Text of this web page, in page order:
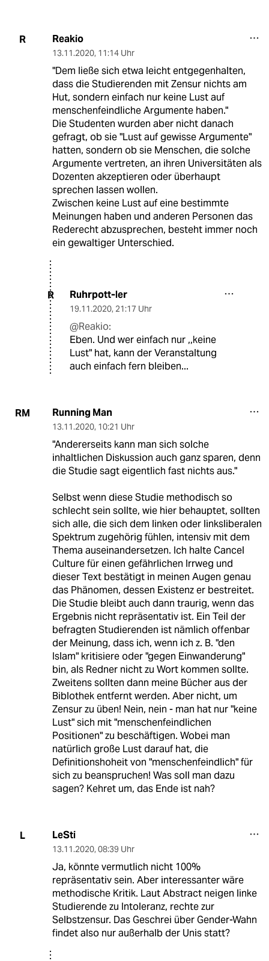
R Reakio
13.11.2020, 11:14 Uhr
"Dem ließe sich etwa leicht entgegenhalten,
dass die Studierenden mit Zensur nichts am
Hut, sondern einfach nur keine Lust auf
menschenfeindliche Argumente haben."
Die Studenten wurden aber nicht danach
gefragt, ob sie "Lust auf gewisse Argumente"
hatten, sondern ob sie Menschen, die solche
Argumente vertreten, an ihren Universitäten als
Dozenten akzeptieren oder überhaupt
sprechen lassen wollen.
Zwischen keine Lust auf eine bestimmte
Meinungen haben und anderen Personen das
Rederecht abzusprechen, besteht immer noch
ein gewaltiger Unterschied.
R Ruhrpott-ler
19.11.2020, 21:17 Uhr
@Reakio:
Eben. Und wer einfach nur ,,keine
Lust" hat, kann der Veranstaltung
auch einfach fern bleiben...
RM Running Man
13.11.2020, 10:21 Uhr
"Andererseits kann man sich solche
inhaltlichen Diskussion auch ganz sparen, denn
die Studie sagt eigentlich fast nichts aus."
Selbst wenn diese Studie methodisch so
schlecht sein sollte, wie hier behauptet, sollten
sich alle, die sich dem linken oder linksliberalen
Spektrum zugehörig fühlen, intensiv mit dem
Thema auseinandersetzen. Ich halte Cancel
Culture für einen gefährlichen Irrweg und
dieser Text bestätigt in meinen Augen genau
das Phänomen, dessen Existenz er bestreitet.
Die Studie bleibt auch dann traurig, wenn das
Ergebnis nicht repräsentativ ist. Ein Teil der
befragten Studierenden ist nämlich offenbar
der Meinung, dass ich, wenn ich z. B. "den
Islam" kritisiere oder "gegen Einwanderung"
bin, als Redner nicht zu Wort kommen sollte.
Zweitens sollten dann meine Bücher aus der
Biblothek entfernt werden. Aber nicht, um
Zensur zu üben! Nein, nein - man hat nur "keine
Lust" sich mit "menschenfeindlichen
Positionen" zu beschäftigen. Wobei man
natürlich große Lust darauf hat, die
Definitionshoheit von "menschenfeindlich" für
sich zu beanspruchen! Was soll man dazu
sagen? Kehret um, das Ende ist nah?
L LeSti
13.11.2020, 08:39 Uhr
Ja, könnte vermutlich nicht 100%
repräsentativ sein. Aber interessanter wäre
methodische Kritik. Laut Abstract neigen linke
Studierende zu Intoleranz, rechte zur
Selbstzensur. Das Geschrei über Gender-Wahn
findet also nur außerhalb der Unis statt?